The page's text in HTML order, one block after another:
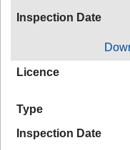
Inspection Date
Licence
Type
Inspection Date